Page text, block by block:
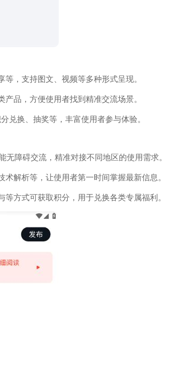
，支持图文、视频等多种形式呈现。
品，方便使用者找到精准交流场景。
兑换、抽奖等，丰富使用者参与体验。
障碍交流，精准对接不同地区的使用需求。
解析等，让使用者第一时间掌握最新信息。
方式可获取积分，用于兑换各类专属福利。